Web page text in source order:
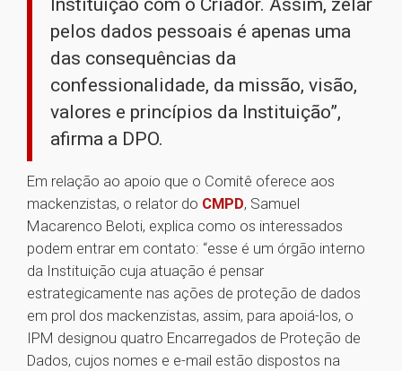
Instituição com o Criador. Assim, zelar
pelos dados pessoais é apenas uma
das consequências da
confessionalidade, da missão, visão,
valores e princípios da Instituição”,
afirma a DPO.
Em relação ao apoio que o Comitê oferece aos
mackenzistas, o relator do CMPD, Samuel
Macarenco Beloti, explica como os interessados
podem entrar em contato: “esse é um órgão interno
da Instituição cuja atuação é pensar
estrategicamente nas ações de proteção de dados
em prol dos mackenzistas, assim, para apoiá-los, o
IPM designou quatro Encarregados de Proteção de
Dados, cujos nomes e e-mail estão dispostos na